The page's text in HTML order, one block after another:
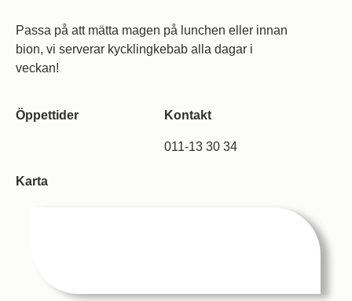
Passa på att mätta magen på lunchen eller innan
bion, vi serverar kycklingkebab alla dagar i
veckan!
Öppettider Kontakt
011-13 30 34
Karta